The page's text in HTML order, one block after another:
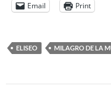
Email Print
ELISEO MILAGRO DE LA